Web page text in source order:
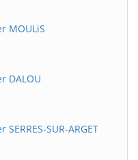
MOULiS
DALOU
SUR-ARGET